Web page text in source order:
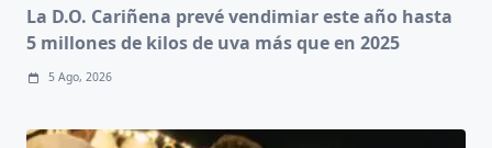
La D.O. Cariñena prevé vendimiar este año hasta
5 millones de kilos de uva más que en 2025
5 Ago, 2026